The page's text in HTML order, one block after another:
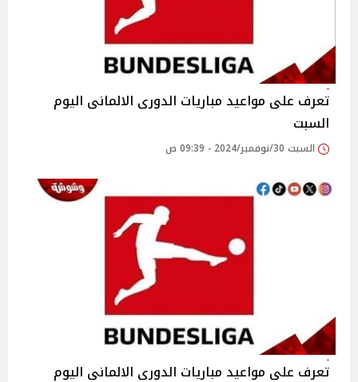
تعرف على مواعيد مباريات الدورى الالمانى اليوم
السبت
السبت 30/نوفمبر/2024 - 09:39 ص
تعرف على مواعيد مباريات الدورى الالمانى اليوم